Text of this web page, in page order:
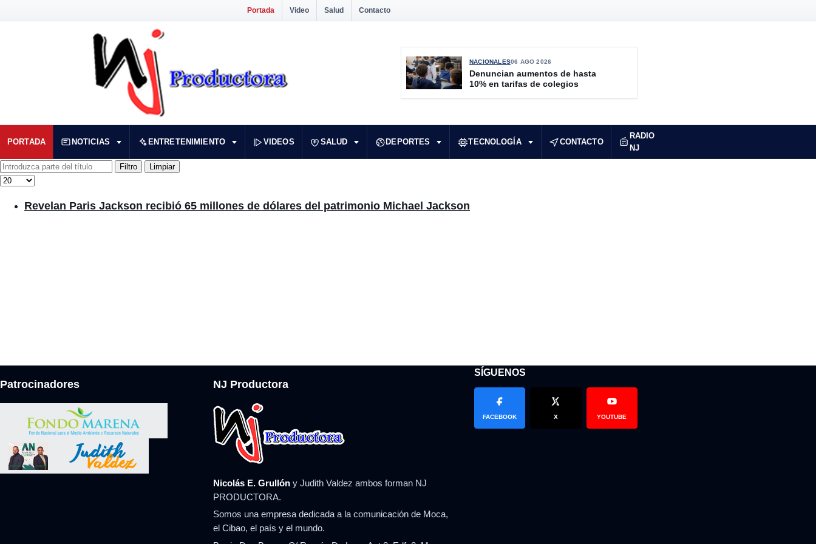
Portada Video Salud Contacto
NACIONALES06 AGO 2026
Denuncian aumentos de hasta
10% en tarifas de colegios
PORTADA NOTICIAS ENTRETENIMIENTO VIDEOS SALUD DEPORTES TECNOLOGÍA CONTACTO
RADIO
NJ
Introduzca parte del título Filtro Limpiar
Cantidad
Revelan Paris Jackson recibió 65 millones de dólares del patrimonio Michael Jackson
Patrocinadores NJ Productora
Nicolás E. Grullóny Judith Valdez ambos forman NJ
PRODUCTORA.
Somos una empresa dedicada a la comunicación de Moca,
el Cibao, el país y el mundo.
SÍGUENOS
FACEBOOK X YOUTUBE